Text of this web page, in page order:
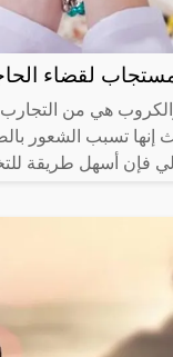
لقضاء
هي من التجارب
إنها تسبب الشعور
فإن أسهل طريقة